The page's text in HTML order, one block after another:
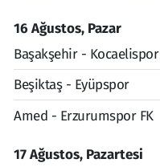
16 Ağustos, Pazar
Başakşehir - Kocaelispor
Beşiktaş - Eyüpspor
Amed - Erzurumspor FK
17 Ağustos, Pazartesi